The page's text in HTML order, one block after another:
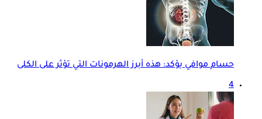
حسام موافي يؤكد: هذه أبرز الهرمونات التي تؤثر على الكلى
4